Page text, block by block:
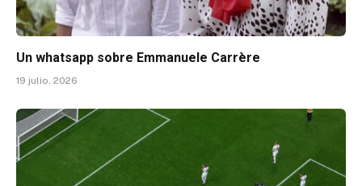
Un whatsapp sobre Emmanuele Carrère
19 julio, 2026